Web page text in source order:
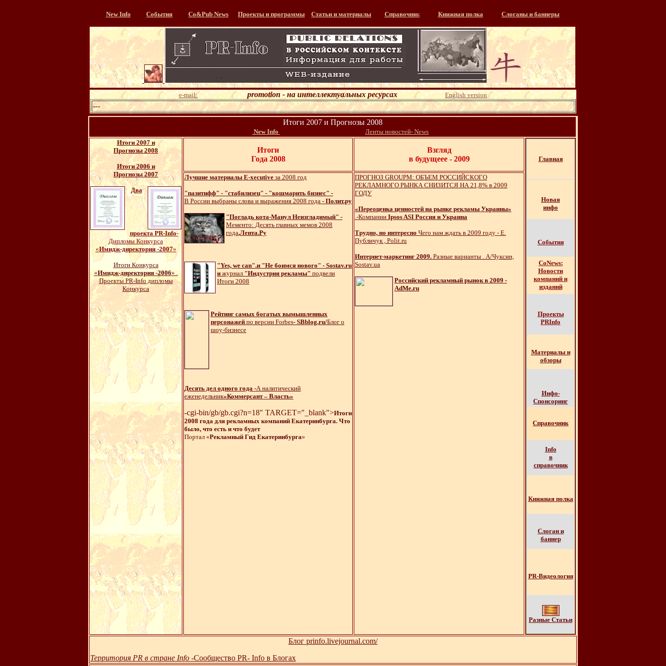
New Info События Со&Pub News Проекты и программы Статьи и материалы Справочник Книжная полка Слоганы и баннеры
e-mail: promotion - на интеллектуальных ресурсах English version
---
Итоги 2007 и Прогнозы 2008
New Info
Ленты новостей- News
Итоги 2007 и
Прогнозы 2008
Итоги 2006 и
Прогнозы 2007
Два
проекта PR-Info-
Дипломы Конкурса
«Имидж-директория -2007»
Итоги Конкурса
«Имидж-директория -2006» .
Проекты PR-Info дипломы
Конкурса
Итоги
Года 2008
Взгляд
в будущеее - 2009
Главная
Новая
инфо
События
СоNews:
Новости
компаний и
изданий
Проекты
PRInfo
Материалы и
обзоры
Инфо-
Спонсоринг
Справочник
Info
в
справочник
Книжная полка
Слоган и
баннер
PR-Видеология
Разные Cтатьи
Лучшие материалы E-xecutive за 2008 год
"пазитифф" - "стабилизец" - "кошмарить бизнес" -
В России выбраны слова и выражения 2008 года - Полит.ру
"Погладь кота-Манул Неизгладимый" -
Мементо: Десять главных мемов 2008
года,Лента.Ру
"Yes, we can".и "Не боимся нового" - Sostav.ru
и журнал "Индустрия рекламы" подвели
Итоги 2008
Рейтинг самых богатых вымышленных
персонажей по версии Forbes- SBblog.ru/Блог о
шоу-бизнесе
Десять дел одного года -А налитический
еженедельник«Коммерсант – Власть»
-cgi-bin/gb/gb.cgi?n=18" TARGET="_blank">Итоги
2008 года для рекламных компаний Екатеринбурга. Что
было, что есть и что будет
Портал «Рекламный Гид Екатеринбурга»
ПРОГНОЗ GROUPM: ОБЪЕМ РОССИЙСКОГО
РЕКЛАМНОГО РЫНКА СНИЗИТСЯ НА 21,8% в 2009
ГОДУ
«Переоценка ценностей на рынке рекламы Украины»
.-Компании Ipsos ASI Россия и Украина
Трудно, но интересно Чего нам ждать в 2009 году - Е.
Публичук , Рolit.ru
Интернет-маркетинг 2009. Разные варианты . А/Чуксин,
Sostav.ua
Российский рекламный рынок в 2009 -
AdMe.ru
Блог prinfo.livejournal.com/
Территория PR в стране Info -Cooбщество PR- Info в Блогах